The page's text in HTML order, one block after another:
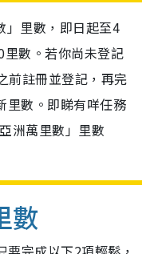
」里數，即日起至4
數。若你尚未登記
前註冊並登記，再完
里數。即睇有咩任務
洲萬里數」里數
數